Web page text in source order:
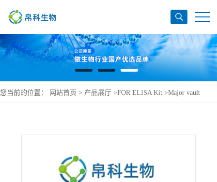
您当前的位置： 网站首页 > 产品展厅 >FOR ELISA Kit >Major vault